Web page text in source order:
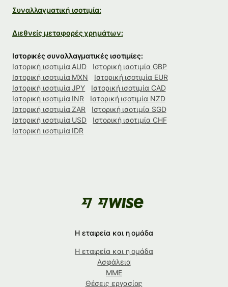
Συναλλαγματική ισοτιμία:
Διεθνείς μεταφορές χρημάτων:
Ιστορικές συναλλαγματικές ισοτιμίες:
Ιστορική ισοτιμία AUD
Ιστορική ισοτιμία GBP
Ιστορική ισοτιμία MXN
Ιστορική ισοτιμία EUR
Ιστορική ισοτιμία JPY
Ιστορική ισοτιμία CAD
Ιστορική ισοτιμία INR
Ιστορική ισοτιμία NZD
Ιστορική ισοτιμία ZAR
Ιστορική ισοτιμία SGD
Ιστορική ισοτιμία USD
Ιστορική ισοτιμία CHF
Ιστορική ισοτιμία IDR
Η εταιρεία και η ομάδα
Η εταιρεία και η ομάδα
Ασφάλεια
ΜΜΕ
Θέσεις εργασίας